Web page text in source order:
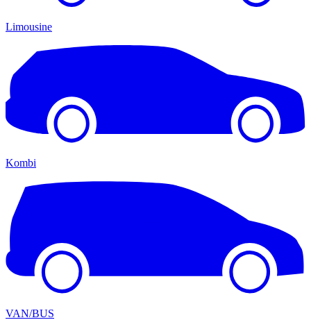
Limousine
Kombi
VAN/BUS